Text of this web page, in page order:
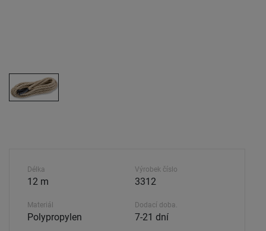
Délka
12 m
Materiál
Polypropylen
Výrobek číslo
3312
Dodací doba.
7-21 dní